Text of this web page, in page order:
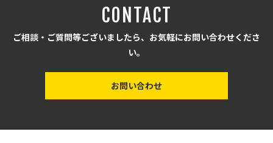
CONTACT
ご相談・ご質問等ございましたら、お気軽にお問い合わせくださ
い。
お問い合わせ